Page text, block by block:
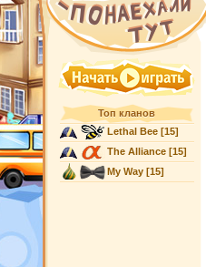
Топ кланов
Lethal Bee[15]
The Alliance[15]
My Way[15]